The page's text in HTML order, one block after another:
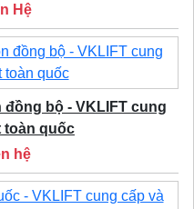
Hệ
bộ - VKLIFT cung
toàn quốc
hệ